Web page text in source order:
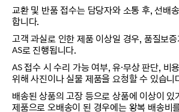
교환 및 반품 접수는 담당자와 소통 후, 선배
합니다.
고객 과실로 인한 제품 이상일 경우, 품질보
AS로 진행됩니다.
AS 접수 시 수리 가능 여부, 유·무상 판단, 비
위해 사진이나 실물 제품을 요청할 수 있습니
배송된 상품의 고장 등으로 상품에 이상이 있
제품으로 오배송이 된 경우에는 왕복 배송비